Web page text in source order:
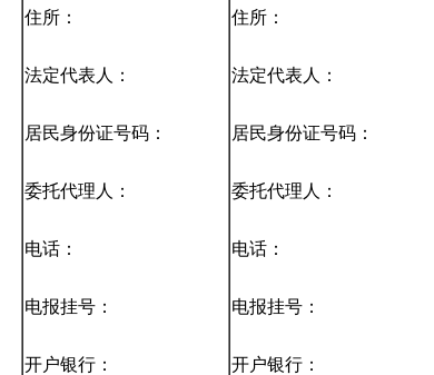
住所：
法定代表人：
居民身份证号码：
委托代理人：
电话：
电报挂号：
开户银行：
住所：
法定代表人：
居民身份证号码：
委托代理人：
电话：
电报挂号：
开户银行：